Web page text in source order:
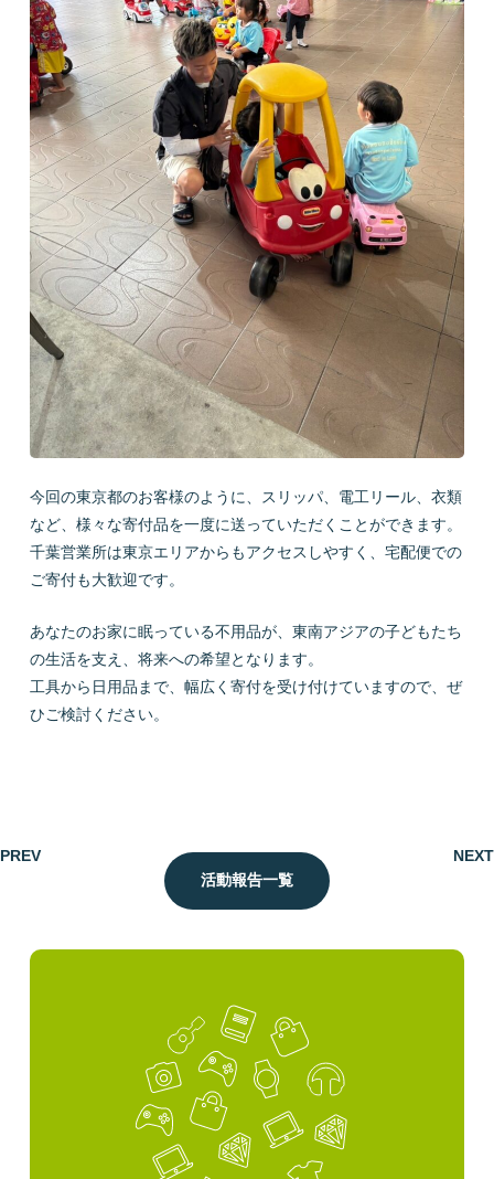
今回の東京都のお客様のように、スリッパ、電工リール、衣類
など、様々な寄付品を一度に送っていただくことができます。
千葉営業所は東京エリアからもアクセスしやすく、宅配便での
ご寄付も大歓迎です。
あなたのお家に眠っている不用品が、東南アジアの子どもたち
の生活を支え、将来への希望となります。
工具から日用品まで、幅広く寄付を受け付けていますので、ぜ
ひご検討ください。
PREV
活動報告一覧
NEXT